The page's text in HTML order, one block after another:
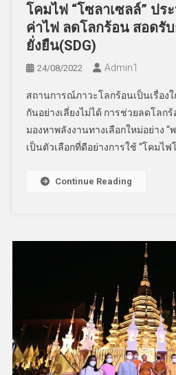
โคมไฟ “โซลาเซลล์” ปร
ค่าไฟ ลดโลกร้อน สอดรั
ยั่งยืน(SDG)
24/08/2022 Admin​1
สถานการณ์ภาวะโลกร้อนเป็นเรื่อง
กันอย่างเลี่ยงไม่ได้ การช่วยลดโลก
มองหาพลังงานทางเลือกใหม่อย่าง “
เป็นตัวเลือกที่ดีอย่างการใช้ “โคมไฟ
Continue Reading